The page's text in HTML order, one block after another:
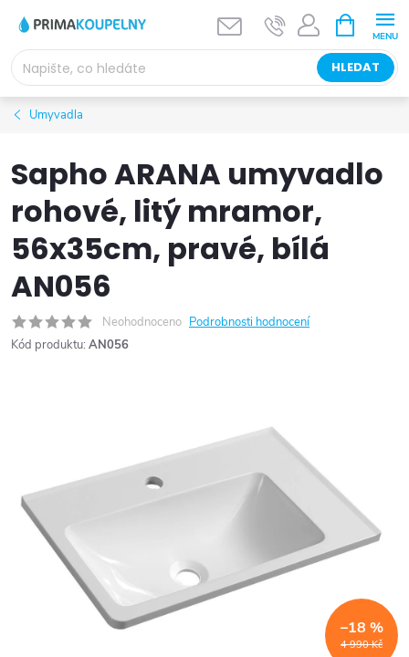
obsah
HLEDAT
NÁKUPNÍ
KOŠÍK
Umyvadla
Sapho ARANA umyvadlo
rohové, litý mramor,
56x35cm, pravé, bílá
AN056
Neohodnoceno Podrobnosti hodnocení
Kód produktu: AN056
4 990 Kč
–18 %